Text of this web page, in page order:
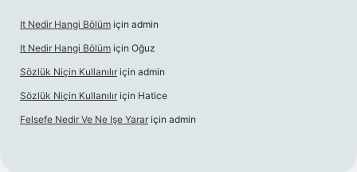
It Nedir Hangi Bölüm için admin
It Nedir Hangi Bölüm için Oğuz
Sözlük Niçin Kullanılır için admin
Sözlük Niçin Kullanılır için Hatice
Felsefe Nedir Ve Ne Işe Yarar için admin